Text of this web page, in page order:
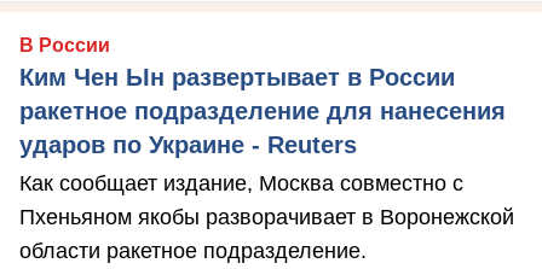
В России
Ким Чен Ын развертывает в России
ракетное подразделение для нанесения
ударов по Украине - Reuters
Как сообщает издание, Москва совместно с
Пхеньяном якобы разворачивает в Воронежской
области ракетное подразделение.